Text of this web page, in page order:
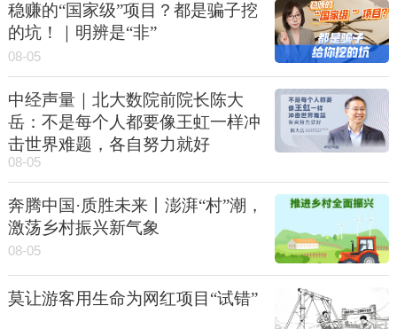
稳赚的“国家级”项目？都是骗子挖
的坑！｜明辨是“非”
08-05
中经声量｜北大数院前院长陈大
岳：不是每个人都要像王虹一样冲
击世界难题，各自努力就好
08-05
奔腾中国·质胜未来丨澎湃“村”潮，
激荡乡村振兴新气象
08-05
莫让游客用生命为网红项目“试错”